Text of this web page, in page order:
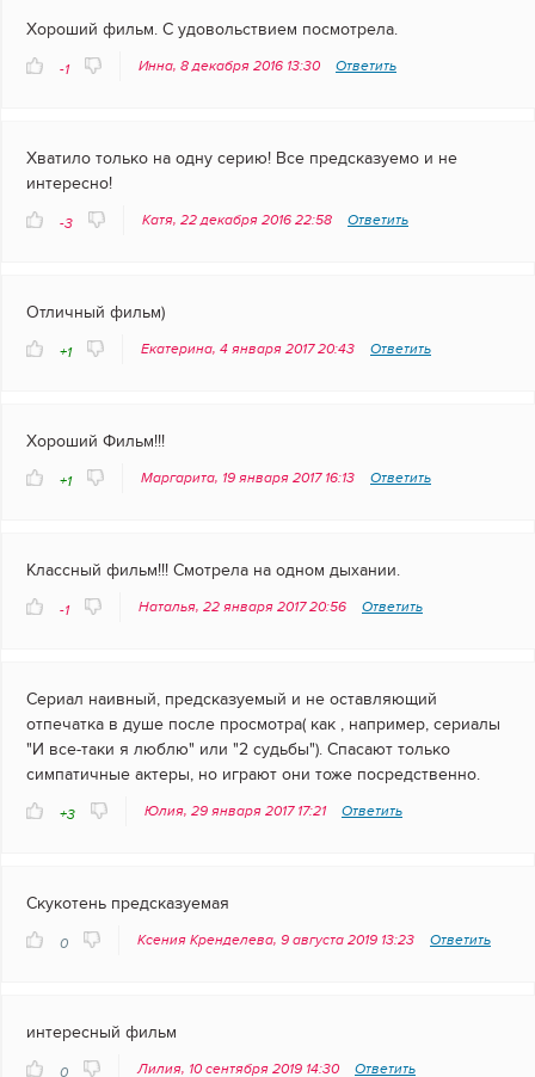
Хороший фильм. С удовольствием посмотрела.
-1 Инна, 8 декабря 2016 13:30 Ответить
Хватило только на одну серию! Все предсказуемо и не
интересно!
-3 Катя, 22 декабря 2016 22:58 Ответить
Отличный фильм)
+1 Екатерина, 4 января 2017 20:43 Ответить
Хороший Фильм!!!
+1 Маргарита, 19 января 2017 16:13 Ответить
Классный фильм!!! Смотрела на одном дыхании.
-1 Наталья, 22 января 2017 20:56 Ответить
Сериал наивный, предсказуемый и не оставляющий
отпечатка в душе после просмотра( как , например, сериалы
"И все-таки я люблю" или "2 судьбы"). Спасают только
симпатичные актеры, но играют они тоже посредственно.
+3 Юлия, 29 января 2017 17:21 Ответить
Скукотень предсказуемая
0 Ксения Кренделева, 9 августа 2019 13:23 Ответить
интересный фильм
0 Лилия, 10 сентября 2019 14:30 Ответить